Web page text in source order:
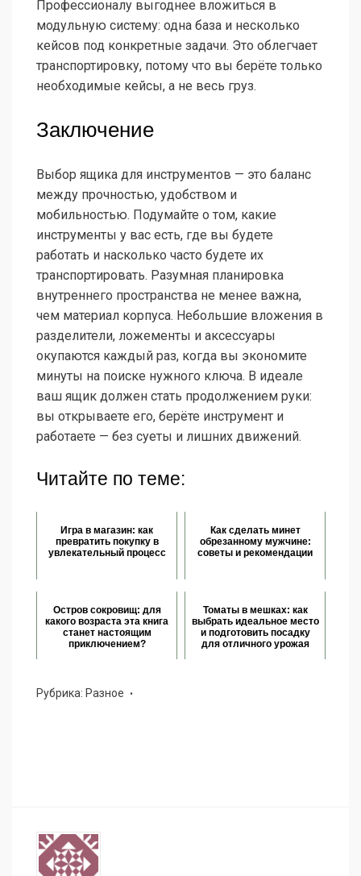
Профессионалу выгоднее вложиться в
модульную систему: одна база и несколько
кейсов под конкретные задачи. Это облегчает
транспортировку, потому что вы берёте только
необходимые кейсы, а не весь груз.
Заключение
Выбор ящика для инструментов — это баланс
между прочностью, удобством и
мобильностью. Подумайте о том, какие
инструменты у вас есть, где вы будете
работать и насколько часто будете их
транспортировать. Разумная планировка
внутреннего пространства не менее важна,
чем материал корпуса. Небольшие вложения в
разделители, ложементы и аксессуары
окупаются каждый раз, когда вы экономите
минуты на поиске нужного ключа. В идеале
ваш ящик должен стать продолжением руки:
вы открываете его, берёте инструмент и
работаете — без суеты и лишних движений.
Читайте по теме:
Игра в магазин: как
превратить покупку в
увлекательный процесс
Как сделать минет
обрезанному мужчине:
советы и рекомендации
Остров сокровищ: для
какого возраста эта книга
станет настоящим
приключением?
Томаты в мешках: как
выбрать идеальное место
и подготовить посадку
для отличного урожая
Рубрика: Разное